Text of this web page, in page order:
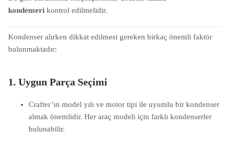
kondenserikontrol edilmelidir.
Kondenser alırken dikkat edilmesi gereken birkaç önemli faktör
bulunmaktadır:
1. Uygun Parça Seçimi
Crafter’ın model yılı ve motor tipi ile uyumlu bir kondenser
almak önemlidir. Her araç modeli için farklı kondenserler
bulunabilir.